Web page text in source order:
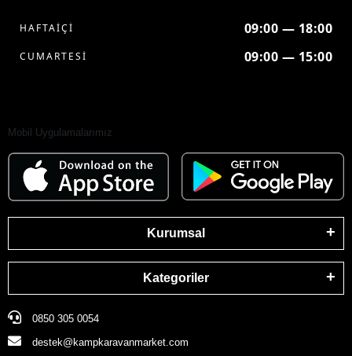
HAFTAİÇİ 09:00 — 18:00
CUMARTESİ 09:00 — 15:00
Mobil Uygulamalarımız
Kurumsal
Kategoriler
0850 305 0054
destek@kampkaravanmarket.com